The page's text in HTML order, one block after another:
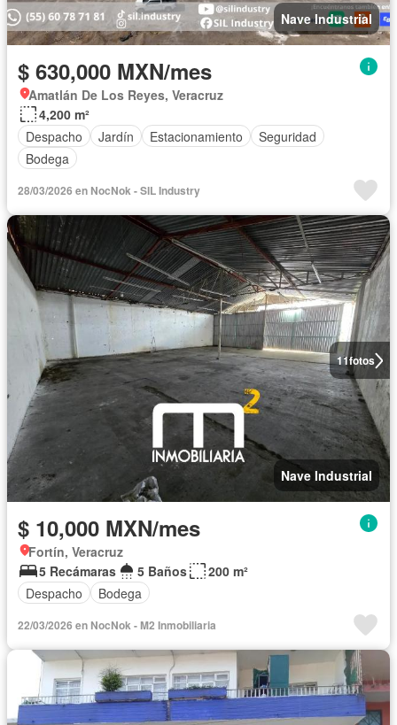
Nave Industrial
$ 630,000 MXN/mes
Amatlán De Los Reyes, Veracruz
4,200 m²
Despacho
Jardín Estacionamiento
Seguridad
Bodega
28/03/2026 en NocNok - SIL Industry
11fotos
Nave Industrial
$ 10,000 MXN/mes
Fortín, Veracruz
5 Recámaras
5 Baños
200 m²
Despacho
Bodega
22/03/2026 en NocNok - M2 Inmobiliaria